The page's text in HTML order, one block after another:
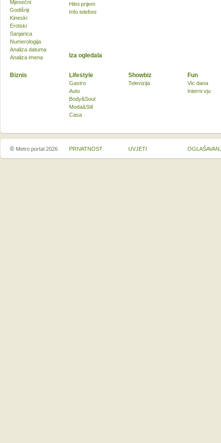
Hitni prijem
Info telefoni
Biznis Lifestyle
Gastro
Auto
Body&Soul
Moda&Stil
Casa
Showbiz
Televizija
Fun
Vic dana
Interni vju
Mjesečni
Godišnji
Kineski
Erotski
Sanjarica
Numerologija
Analiza datuma
Analiza imena
Iza ogledala
© Metro portal 2026 PRIVATNOST UVJETI